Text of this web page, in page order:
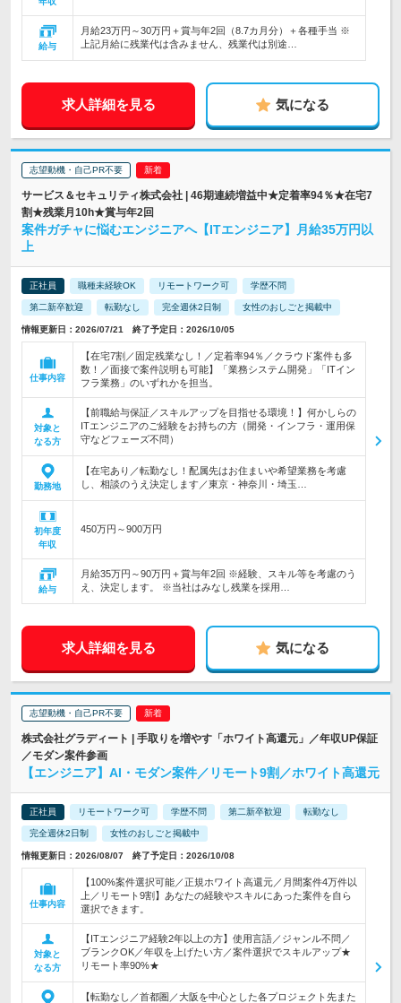
給与
月給23万円～30万円＋賞与年2回（8.7カ月分）＋各種手当 ※
上記月給に残業代は含みません、残業代は別途…
求人詳細を見る 気になる
志望動機・自己PR不要
サービス＆セキュリティ株式会社 | 46期連続増益中★定着率94％★在宅7
割★残業月10h★賞与年2回
案件ガチャに悩むエンジニアへ【ITエンジニア】月給35万円以
上
正社員 職種未経験OK リモートワーク可 学歴不問
第二新卒歓迎 転勤なし 完全週休2日制 女性のおしごと掲載中
情報更新日：2026/07/21 終了予定日：2026/10/05
仕事内容
【在宅7割／固定残業なし！／定着率94％／クラウド案件も多
数！／面接で案件説明も可能】「業務システム開発」「ITイン
フラ業務」のいずれかを担当。
対象と
なる方
【前職給与保証／スキルアップを目指せる環境！】何かしらの
ITエンジニアのご経験をお持ちの方（開発・インフラ・運用保
守などフェーズ不問）
勤務地
【在宅あり／転勤なし！配属先はお住まいや希望業務を考慮
し、相談のうえ決定します／東京・神奈川・埼玉…
初年度
年収
450万円～900万円
給与
月給35万円～90万円＋賞与年2回 ※経験、スキル等を考慮のう
え、決定します。 ※当社はみなし残業を採用…
求人詳細を見る 気になる
志望動機・自己PR不要
株式会社グラディート | 手取りを増やす「ホワイト高還元」／年収UP保証
／モダン案件参画
【エンジニア】AI・モダン案件／リモート9割／ホワイト高還元
正社員 リモートワーク可 学歴不問 第二新卒歓迎 転勤なし
完全週休2日制 女性のおしごと掲載中
情報更新日：2026/08/07 終了予定日：2026/10/08
仕事内容
【100%案件選択可能／正規ホワイト高還元／月間案件4万件以
上／リモート9割】あなたの経験やスキルにあった案件を自ら
選択できます。
対象と
なる方
【ITエンジニア経験2年以上の方】使用言語／ジャンル不問／
ブランクOK／年収を上げたい方／案件選択でスキルアップ★
リモート率90%★
【転勤なし／首都圏／大阪を中心とした各プロジェクト先また